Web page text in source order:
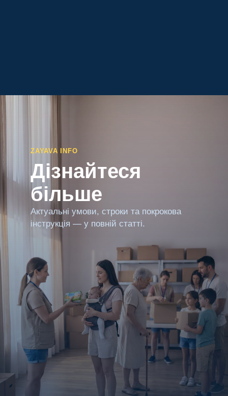
ZAYAVA INFO
Дізнайтеся
більше
Актуальні умови, строки та покрокова
інструкція — у повній статті.